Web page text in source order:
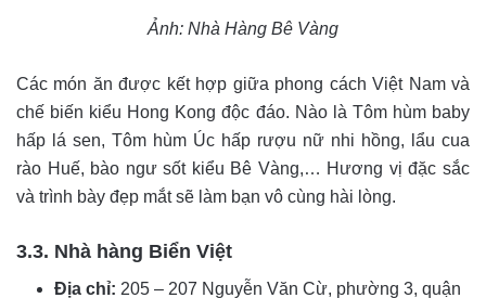
Ảnh: Nhà Hàng Bê Vàng
Các món ăn được kết hợp giữa phong cách Việt Nam và
chế biến kiểu Hong Kong độc đáo. Nào là Tôm hùm baby
hấp lá sen, Tôm hùm Úc hấp rượu nữ nhi hồng, lẩu cua
rào Huế, bào ngư sốt kiểu Bê Vàng,… Hương vị đặc sắc
và trình bày đẹp mắt sẽ làm bạn vô cùng hài lòng.
3.3. Nhà hàng Biển Việt
Địa chỉ: 205 – 207 Nguyễn Văn Cừ, phường 3, quận